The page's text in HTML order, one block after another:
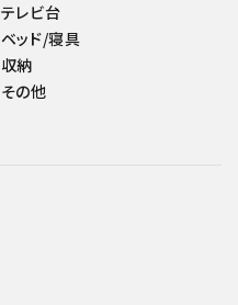
テレビ台
ベッド/寝具
収納
その他